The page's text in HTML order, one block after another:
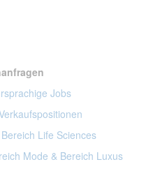
Jobs
Life Sciences
Mode & Bereich Luxus